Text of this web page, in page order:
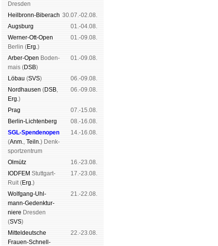
Dres­den
Heil­bronn-Bi­ber­ach 30.07.-02.08.
Augs­burg
01.-04.08.
Werner-Ott-Open
Ber­lin (Erg.)
01.-09.08.
Arber-Open Boden­
mais (DSB)
01.-09.08.
Lö­bau (SVS)
06.-09.08.
Nord­hau­sen (DSB,
Erg.)
06.-09.08.
Prag
07.-15.08.
Berlin-Lich­ten­berg
08.-16.08.
SGL-Spenden­open
(Anm., Teiln.) Denk­
sport­zen­trum
14.-16.08.
Ol­mütz
16.-23.08.
IODFEM Stutt­gart-
Ruit (Erg.)
17.-23.08.
Wolf­gang-Uhl­
mann-Ge­denk­tur­
niere Dres­den
(SVS)
21.-22.08.
Mit­tel­deu­tsche
Frauen-Schnell­
22.-23.08.